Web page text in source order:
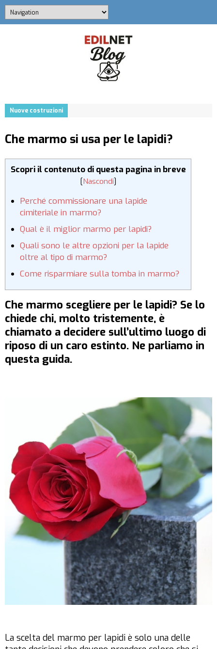
Nuove costruzioni
Che marmo si usa per le lapidi?
Scopri il contenuto di questa pagina in breve
[Nascondi]
Perché commissionare una lapide
cimiteriale in marmo?
Qual è il miglior marmo per lapidi?
Quali sono le altre opzioni per la lapide
oltre al tipo di marmo?
Come risparmiare sulla tomba in marmo?
Che marmo scegliere per le lapidi? Se lo
chiede chi, molto tristemente, è
chiamato a decidere sull’ultimo luogo di
riposo di un caro estinto. Ne parliamo in
questa guida.
La scelta del marmo per lapidi è solo una delle